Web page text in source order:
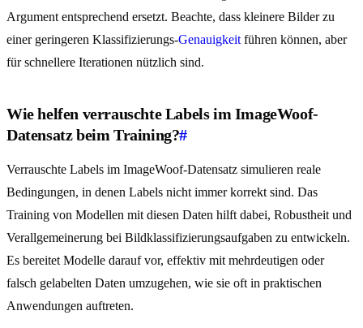
Argument entsprechend ersetzt. Beachte, dass kleinere Bilder zu
einer geringeren Klassifizierungs-Genauigkeit führen können, aber
für schnellere Iterationen nützlich sind.
Wie helfen verrauschte Labels im ImageWoof-
Datensatz beim Training?#
Verrauschte Labels im ImageWoof-Datensatz simulieren reale
Bedingungen, in denen Labels nicht immer korrekt sind. Das
Training von Modellen mit diesen Daten hilft dabei, Robustheit und
Verallgemeinerung bei Bildklassifizierungsaufgaben zu entwickeln.
Es bereitet Modelle darauf vor, effektiv mit mehrdeutigen oder
falsch gelabelten Daten umzugehen, wie sie oft in praktischen
Anwendungen auftreten.